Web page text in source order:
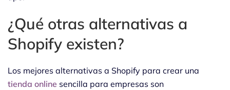
¿Qué otras alternativas a
Shopify existen?
Los mejores alternativas a Shopify para crear una
tienda online sencilla para empresas son